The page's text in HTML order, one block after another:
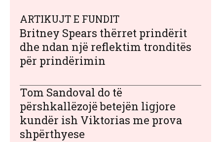
ARTIKUJT E FUNDIT
Britney Spears thërret prindërit
dhe ndan një reflektim tronditës
për prindërimin
Tom Sandoval do të
përshkallëzojë betejën ligjore
kundër ish Viktorias me prova
shpërthyese